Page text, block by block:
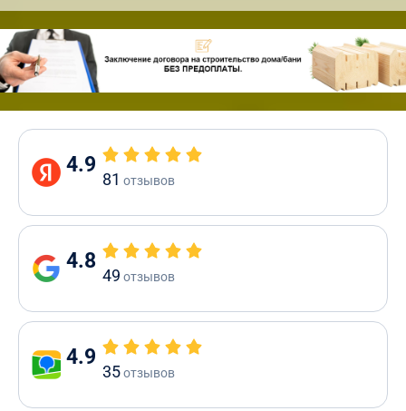
4.9
81 отзывов
4.8
49 отзывов
4.9
35отзывов